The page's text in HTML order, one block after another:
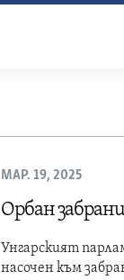
МАР. 19, 2025
Орбан
Унгарският
насочен към